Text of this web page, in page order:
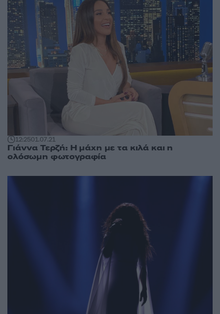
12:2501.07.21
Γιάννα Τερζή: Η μάχη με τα κιλά και η
ολόσωμη φωτογραφία